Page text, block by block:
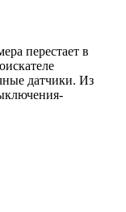
перестает в
датчики. Из